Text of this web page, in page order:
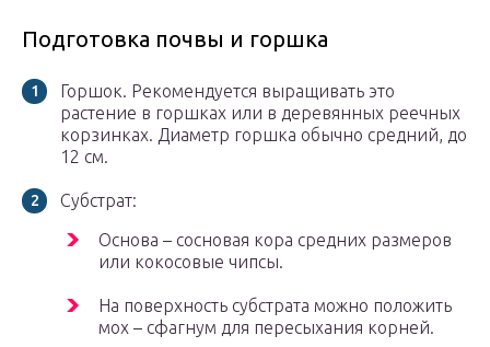
Подготовка почвы и горшка
Горшок. Рекомендуется выращивать это
растение в горшках или в деревянных реечных
корзинках. Диаметр горшка обычно средний, до
12 см.
Субстрат:
Основа – сосновая кора средних размеров
или кокосовые чипсы.
На поверхность субстрата можно положить
мох – сфагнум для пересыхания корней.